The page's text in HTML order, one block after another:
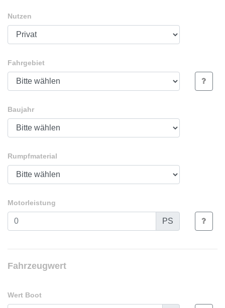
Nutzen
Fahrgebiet
Baujahr
Rumpfmaterial
Motorleistung
PS
Fahrzeugwert
Wert Boot